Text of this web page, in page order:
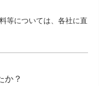
等については、各社に直
か？